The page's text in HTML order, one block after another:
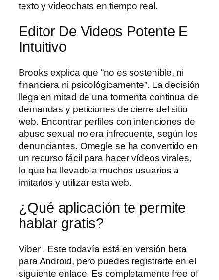
texto y videochats en tiempo real.
Editor De Videos Potente E
Intuitivo
Brooks explica que “no es sostenible, ni
financiera ni psicológicamente”. La decisión
llega en mitad de una tormenta continua de
demandas y peticiones de cierre del sitio
web. Encontrar perfiles con intenciones de
abuso sexual no era infrecuente, según los
denunciantes. Omegle se ha convertido en
un recurso fácil para hacer vídeos virales,
lo que ha llevado a muchos usuarios a
imitarlos y utilizar esta web.
¿Qué aplicación te permite
hablar gratis?
Viber . Este todavía está en versión beta
para Android, pero puedes registrarte en el
siguiente enlace. Es completamente free of